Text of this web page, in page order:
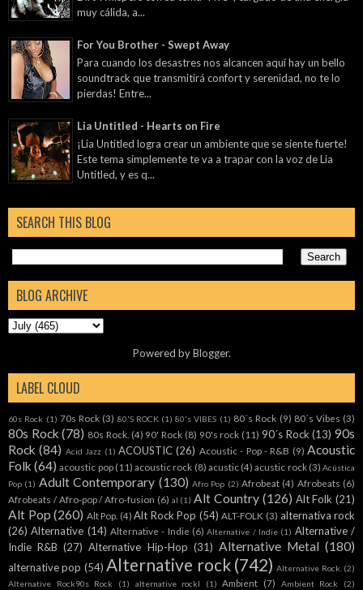
muy cálida, a...
For You Brother - Swept Away
Para cuando los desastres nos alcancen aquí hay un bello
soundtrack que transmitirá confort y serenidad, no te lo
pierdas! Entre...
Lia Untitled - Hearts on Fire
¡Lia Untitled logra crear un ambiente que se siente fuerte!
Este tema simplemente te va a trapar con la voz de Lia
Untitled, y es q...
SEARCH THIS BLOG
BLOG ARCHIVE
Powered byBlogger.
LABEL CLOUD
60s Rock (1) 70s Rock (3) 80'S ROCK (1) 80's VIBES (1) 80´s Rock (9) 80´s Vibes (3)
80s Rock (78) 80s Rock. (4) 90' Rock (8) 90's rock (11) 90´s Rock (13) 90s
Rock (84) Acid Jazz (1) ACOUSTIC (26) Acoustic - Pop - R&B (9) Acoustic
Folk (64) acoustic pop (11) acoustic rock (8) acustic (4) acustic rock (3) Acústica
Pop (1) Adult Contemporary (130) Afro Pop (2) Afrobeat (4) Afrobeats (6)
Afrobeats / Afro-pop / Afro-fusion (6) al (1) Alt Country (126) Alt Folk (21)
Alt Pop (260) Alt Pop. (4) Alt Rock Pop (54) ALT-FOLK (3) alternativa rock
(26) Alternative (14) Alternative - Indie (6) Alternative / Indie (1) Alternative /
Indie R&B (27) Alternative Hip-Hop (31) Alternative Metal (180)
alternative pop (54) Alternative rock (742) Alternative Rock. (2)
Alternative Rock90s Rock
(1) alternative rockl (1) Ambient (7) Ambient Rock (2)